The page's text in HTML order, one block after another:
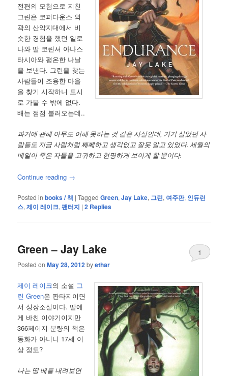
전편의 모험으로 지친
그린은 코퍼다운스 외
곽의 산악지대에서 비
슷한 경험을 했던 일로
나와 딸 코린셔 아나스
타시아와 평온한 나날
을 보낸다. 그린을 찾는
사람들이 조용한 마을
을 찾기 시작하니 도시
로 가볼 수 밖에 없다.
배는 점점 불러오는데..
과거에 관해 아무도 이해 못하는 것 같은 사실인데, 거기 살았던 사
람들도 지금 사람처럼 쩨쩨하고 생각없고 잘못 알고 있었다. 세월의
베일이 죽은 자들을 고귀하고 현명하게 보이게 할 뿐이다.
Continue reading →
Posted in books / 책 |Tagged Green,Jay Lake, 그린, 여주판, 인듀런
스,제이 레이크,팬터지 |2 Replies
Green – Jay Lake
Posted onMay 28, 2012byethar
1
제이 레이크의 소설 그
린 Green은 판타지이면
서 성장소설이다. 딸에
게 바친 이야기이지만
366페이지 분량의 책은
동화가 아니니 17세 이
상 정도?
나는 땅 배를 내려보면